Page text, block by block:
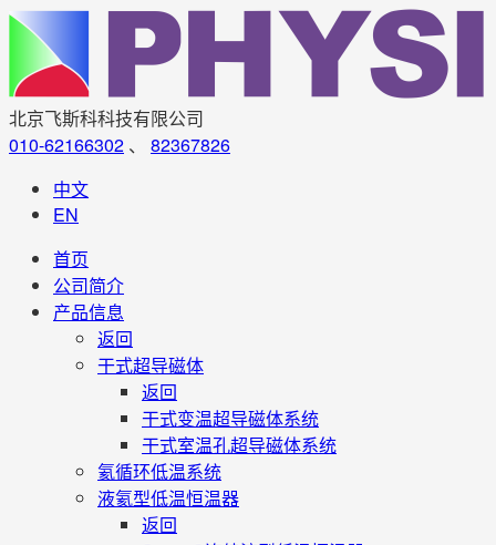
北京飞斯科科技有限公司
010-62166302 、 82367826
中文
EN
首页
公司简介
产品信息
返回
干式超导磁体
返回
干式变温超导磁体系统
干式室温孔超导磁体系统
氦循环低温系统
液氦型低温恒温器
返回